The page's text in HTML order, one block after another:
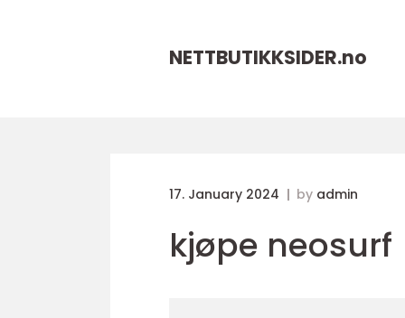
NETTBUTIKKSIDER.no
17. January 2024 by admin
kjøpe neosurf